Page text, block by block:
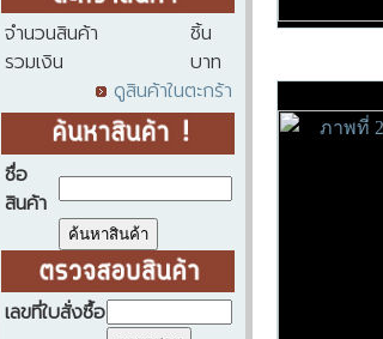
จำนวนสินค้า
ชิ้น
รวมเงิน
บาท
ดูสินค้าในตะกร้า
ชื่อ
สินค้า
เลขที่ใบสั่งซื้อ